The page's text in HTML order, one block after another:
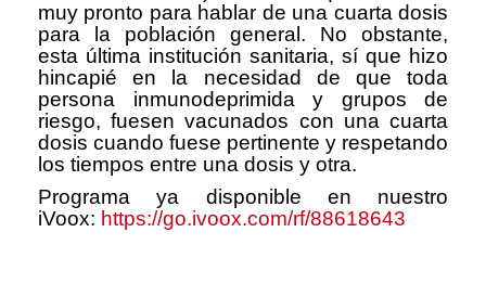
muy pronto para hablar de una cuarta dosis
para la población general. No obstante,
esta última institución sanitaria, sí que hizo
hincapié en la necesidad de que toda
persona inmunodeprimida y grupos de
riesgo, fuesen vacunados con una cuarta
dosis cuando fuese pertinente y respetando
los tiempos entre una dosis y otra.
Programa ya disponible en nuestro
iVoox: https://go.ivoox.com/rf/88618643